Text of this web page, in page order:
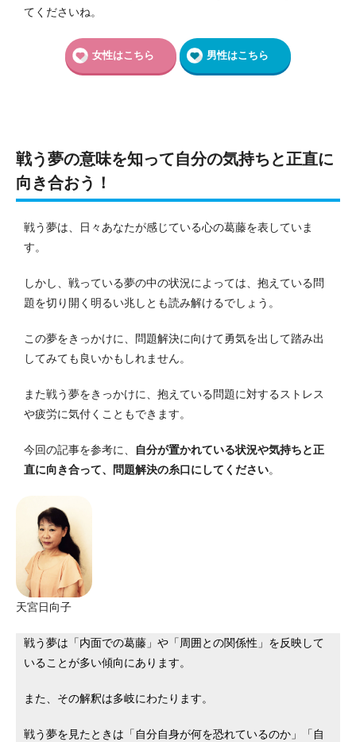
てくださいね。
女性はこちら 男性はこちら
戦う夢の意味を知って自分の気持ちと正直に
向き合おう！
戦う夢は、日々あなたが感じている心の葛藤を表していま
す。
しかし、戦っている夢の中の状況によっては、抱えている問
題を切り開く明るい兆しとも読み解けるでしょう。
この夢をきっかけに、問題解決に向けて勇気を出して踏み出
してみても良いかもしれません。
また戦う夢をきっかけに、抱えている問題に対するストレス
や疲労に気付くこともできます。
今回の記事を参考に、
自分が置かれている状況や気持ちと正
直に向き合って、問題解決の糸口にしてください。
天宮日向子
戦う夢は「内面での葛藤」や「周囲との関係性」を反映して
いることが多い傾向にあります。
また、その解釈は多岐にわたります。
戦う夢を見たときは「自分自身が何を恐れているのか」「自